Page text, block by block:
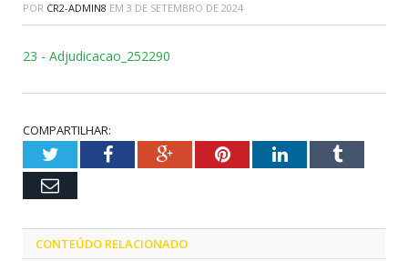
POR CR2-ADMIN8 EM 3 DE SETEMBRO DE 2024
23 - Adjudicacao_252290
COMPARTILHAR:
TwitterFacebookGoogle+PinterestLinkedInTumblr
Email
CONTEÚDO RELACIONADO